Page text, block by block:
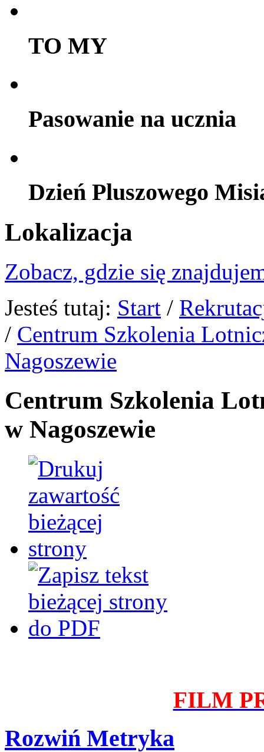
TO MY
Pasowanie na ucznia
Dzień Pluszowego
Lokalizacja
Zobacz, gdzie się
Jesteś tutaj: Start /
/ Centrum Szkolenia
Nagoszewie
Centrum Szkolenia
w Nagoszewie
FILM
Rozwiń Metryka